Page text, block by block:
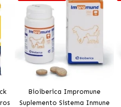
Bioiberica Impromune
Suplemento Sistema Inmune